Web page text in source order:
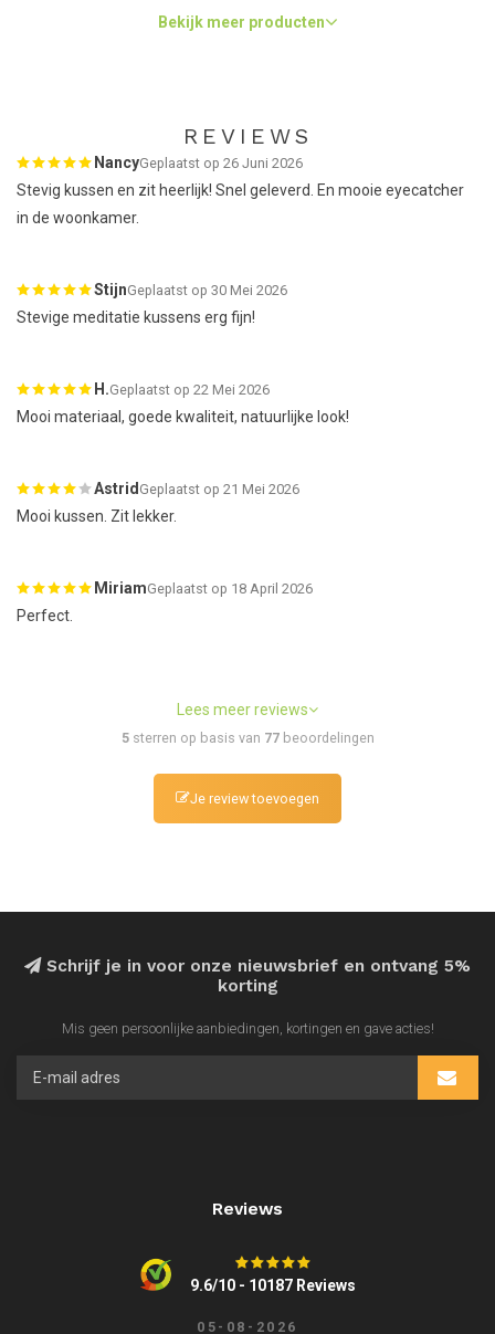
Bekijk meer producten
REVIEWS
NancyGeplaatst op 26 Juni 2026
Stevig kussen en zit heerlijk! Snel geleverd. En mooie eyecatcher
in de woonkamer.
StijnGeplaatst op 30 Mei 2026
Stevige meditatie kussens erg fijn!
H.Geplaatst op 22 Mei 2026
Mooi materiaal, goede kwaliteit, natuurlijke look!
AstridGeplaatst op 21 Mei 2026
Mooi kussen. Zit lekker.
MiriamGeplaatst op 18 April 2026
Perfect.
Lees meer reviews
5sterren op basis van 77beoordelingen
Je review toevoegen
Schrijf je in voor onze nieuwsbrief en ontvang 5%
korting
Mis geen persoonlijke aanbiedingen, kortingen en gave acties!
Reviews
9.6/10 - 10187 Reviews
05-08-2026